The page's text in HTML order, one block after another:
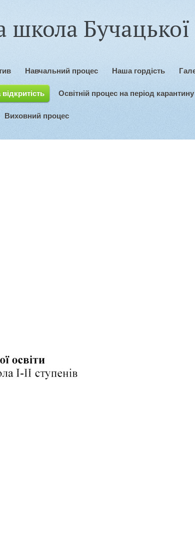
Бучацької
Навчальний процес Наша гордість
Освітній процес на період карантину
Виховний процес